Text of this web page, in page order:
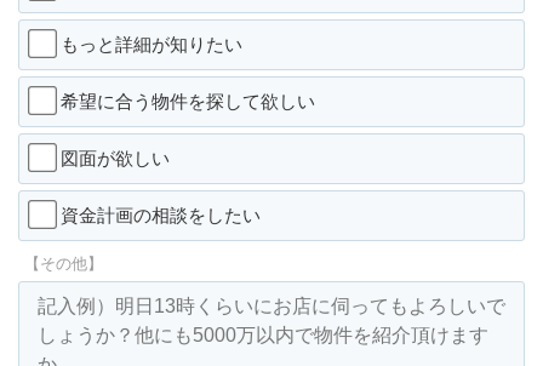
もっと詳細が知りたい
希望に合う物件を探して欲しい
図面が欲しい
資金計画の相談をしたい
【その他】